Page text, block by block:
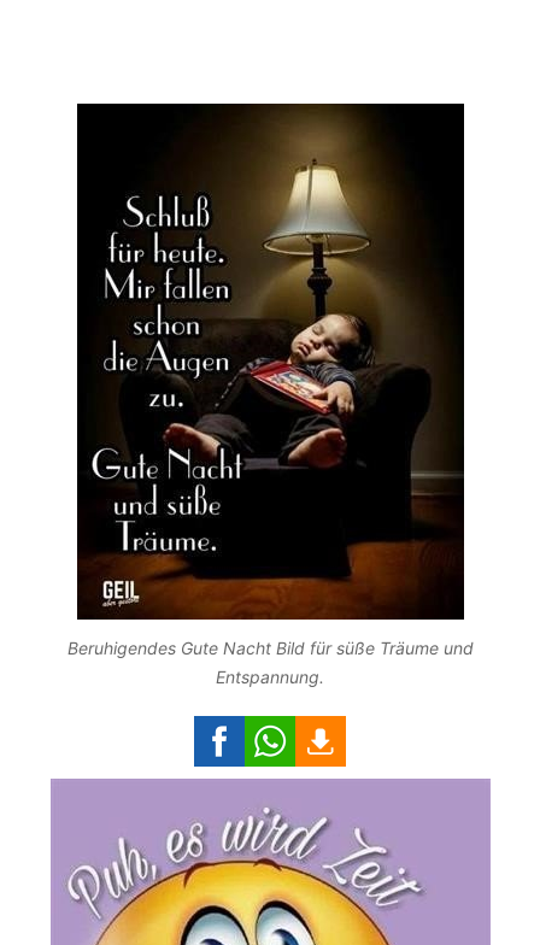
Beruhigendes Gute Nacht Bild für süße Träume und
Entspannung.